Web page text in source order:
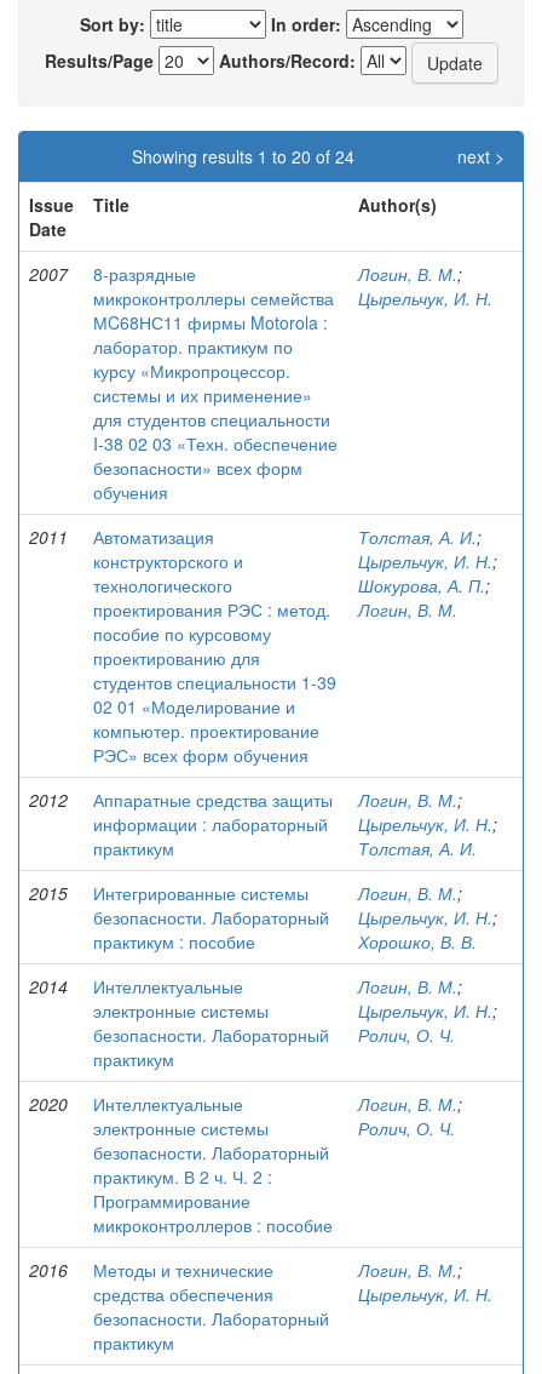
Sort by:
In order:
Results/Page
Authors/Record:
Showing results 1 to 20 of 24
next >
Issue
Date
Title Author(s)
2007
8-разрядные
микроконтроллеры семейства
МC68НС11 фирмы Motorola :
лаборатор. практикум по
курсу «Микропроцессор.
системы и их применение»
для студентов специальности
I-38 02 03 «Техн. обеспечение
безопасности» всех форм
обучения
Логин, В. М.;
Цырельчук, И. Н.
2011
Автоматизация
конструкторского и
технологического
проектирования РЭС : метод.
пособие по курсовому
проектированию для
студентов специальности 1-39
02 01 «Моделирование и
компьютер. проектирование
РЭС» всех форм обучения
Толстая, А. И.;
Цырельчук, И. Н.;
Шокурова, А. П.;
Логин, В. М.
2012
Аппаратные средства защиты
информации : лабораторный
практикум
Логин, В. М.;
Цырельчук, И. Н.;
Толстая, А. И.
2015
Интегрированные системы
безопасности. Лабораторный
практикум : пособие
Логин, В. М.;
Цырельчук, И. Н.;
Хорошко, В. В.
2014
Интеллектуальные
электронные системы
безопасности. Лабораторный
практикум
Логин, В. М.;
Цырельчук, И. Н.;
Ролич, О. Ч.
2020
Интеллектуальные
электронные системы
безопасности. Лабораторный
практикум. В 2 ч. Ч. 2 :
Программирование
микроконтроллеров : пособие
Логин, В. М.;
Ролич, О. Ч.
2016
Методы и технические
средства обеспечения
безопасности. Лабораторный
практикум
Логин, В. М.;
Цырельчук, И. Н.